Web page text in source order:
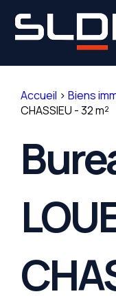
Accueil > Biens
CHASSIEU - 32 m²